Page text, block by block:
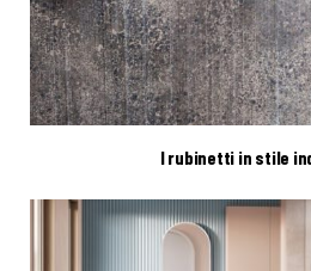
I rubinetti in stile